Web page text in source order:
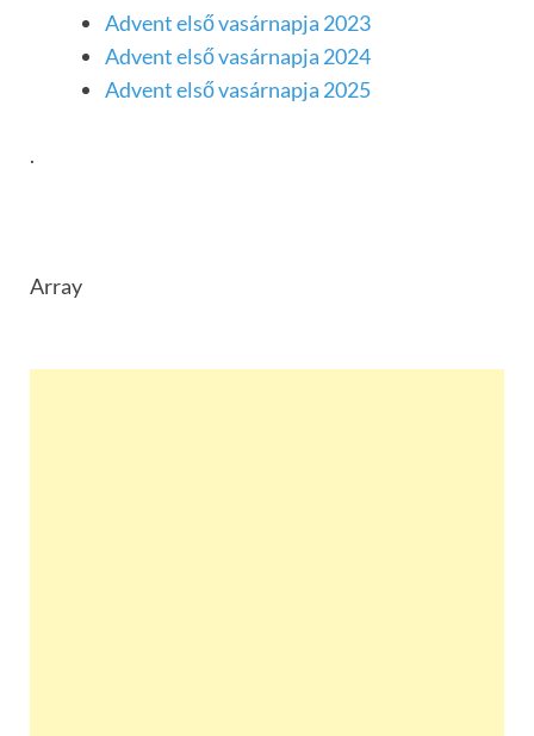
Advent első vasárnapja 2023
Advent első vasárnapja 2024
Advent első vasárnapja 2025
.
Array